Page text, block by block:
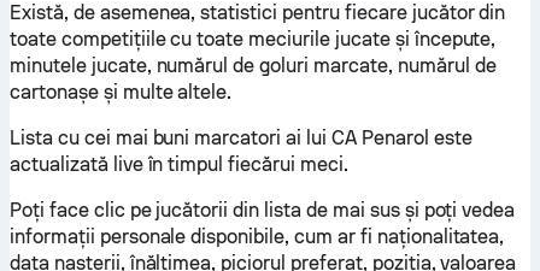
Există, de asemenea, statistici pentru fiecare jucător din
toate competițiile cu toate meciurile jucate și începute,
minutele jucate, numărul de goluri marcate, numărul de
cartonașe și multe altele.
Lista cu cei mai buni marcatori ai lui CA Penarol este
actualizată live în timpul fiecărui meci.
Poți face clic pe jucătorii din lista de mai sus și poți vedea
informații personale disponibile, cum ar fi naționalitatea,
data nașterii, înălțimea, piciorul preferat, poziția, valoarea